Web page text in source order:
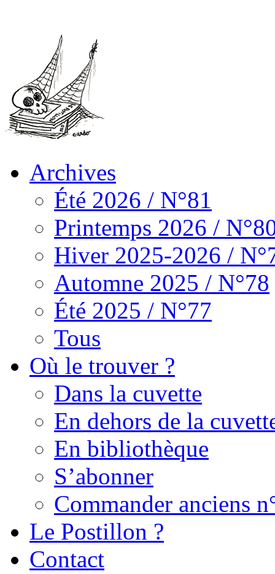
Archives
Été 2026 / N°81
Printemps 2026 /
Hiver 2025-2026 /
Automne 2025 / N°78
Été 2025 / N°77
Tous
Où le trouver ?
Dans la cuvette
En dehors de la
En bibliothèque
S’abonner
Commander anciens
Le Postillon ?
Contact